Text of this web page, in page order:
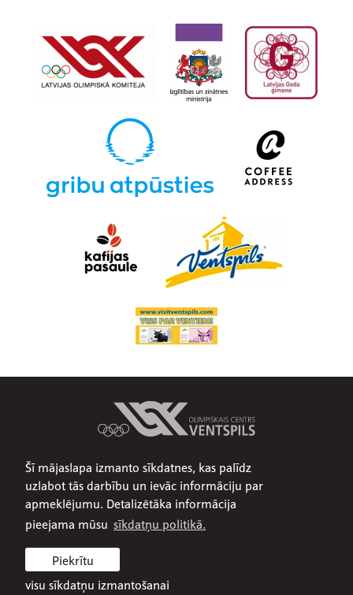
Šī mājaslapa izmanto sīkdatnes, kas palīdz
uzlabot tās darbību un ievāc informāciju par
apmeklējumu. Detalizētāka informācija
pieejama mūsu sīkdatņu politikā.
Piekrītu
visu sīkdatņu izmantošanai
Par mums
Publiskojamā informācija
Iepirkumi